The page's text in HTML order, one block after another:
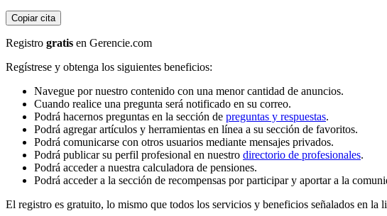
Copiar cita
Registro gratis en Gerencie.com
Regístrese y obtenga los siguientes beneficios:
Navegue por nuestro contenido con una menor cantidad de anuncios.
Cuando realice una pregunta será notificado en su correo.
Podrá hacernos preguntas en la sección de preguntas y respuestas.
Podrá agregar artículos y herramientas en línea a su sección de favoritos.
Podrá comunicarse con otros usuarios mediante mensajes privados.
Podrá publicar su perfil profesional en nuestro directorio de profesionales.
Podrá acceder a nuestra calculadora de pensiones.
Podrá acceder a la sección de recompensas por participar y aportar a la
El registro es gratuito, lo mismo que todos los servicios y beneficios señalados en la